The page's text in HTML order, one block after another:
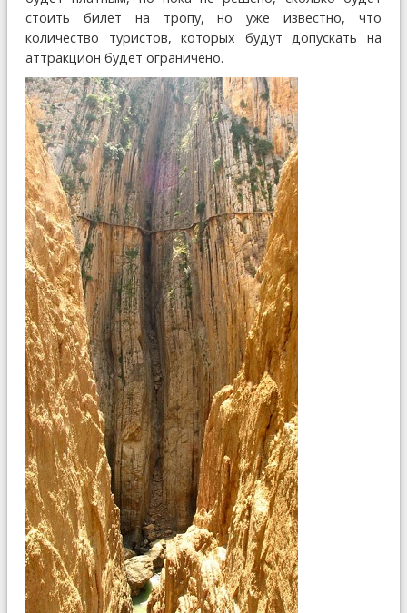
стоить билет на тропу, но уже известно, что
количество туристов, которых будут допускать на
аттракцион будет ограничено.